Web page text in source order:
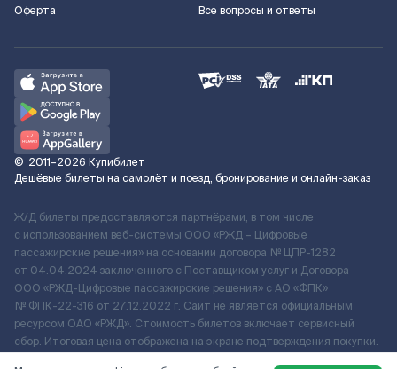
Оферта
Все вопросы и ответы
© 2011–2026 Купибилет
Дешёвые билеты на самолёт и поезд, бронирование и онлайн-заказ
Ж/Д билеты предоставляются партнёрами, в том числе
с использованием веб-системы ООО «РЖД – Цифровые
пассажирские решения» на основании договора № ЦПР-1282
от 04.04.2024 заключенного с Поставщиком услуг и Договора
ООО «РЖД-Цифровые пассажирские решения» c АО «ФПК»
№ ФПК-22-316 от 27.12.2022 г. Сайт не является официальным
ресурсом ОАО «РЖД». Стоимость билетов включает сервисный
сбор. Итоговая цена отображена на экране подтверждения покупки.